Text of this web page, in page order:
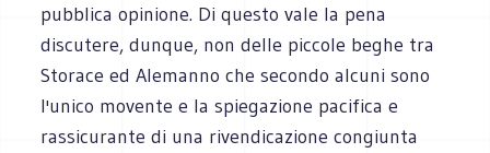
pubblica opinione. Di questo vale la pena
discutere, dunque, non delle piccole beghe tra
Storace ed Alemanno che secondo alcuni sono
l'unico movente e la spiegazione pacifica e
rassicurante di una rivendicazione congiunta